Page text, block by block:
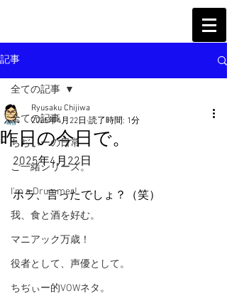
記事
全ての記事
ちぢぃーの日常
ご一緒シリーズ。
I'm a Drummer!
我、食と酒を好む。
マニアック万歳！
役者として、声優として。
ちぢぃー的VOWネタ。
全ての記事
昨日の今日で。
Ryusaku Chijiwa
2025年4月22日 読了時間: 1分
2025年4月22日
ホラ、言ったでしょ？（笑）